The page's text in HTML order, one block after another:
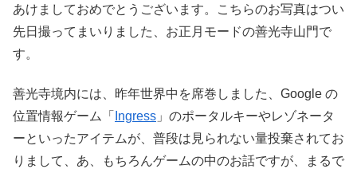
あけましておめでとうございます。こちらのお写真はつい
先日撮ってまいりました、お正月モードの善光寺山門で
す。
善光寺境内には、昨年世界中を席巻しました、Google の
位置情報ゲーム「
Ingress 」のポータルキーやレゾネータ
ーといったアイテムが、普段は見られない量投棄されてお
りまして、あ、もちろんゲームの中のお話ですが、まるで